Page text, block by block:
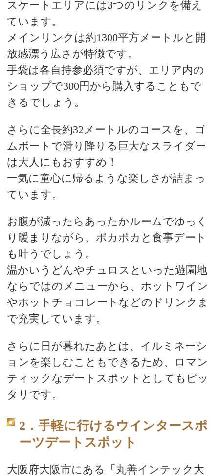
スケートエリアには3つのリンクを備え
ています。
メインリンクは約1300平方メートルと開
放感漂う広さが特徴です。
手袋は各自持参必須ですが、エリア内の
ショップで300円から購入することもで
きるでしょう。
さらに全長約32メートルのコースを、ゴ
ムボートで滑り降りる巨大なスライダー
は大人にもおすすめ！
一気に童心に帰るような楽しさが詰まっ
ています。
お腹が減ったらあったかルームでゆっく
り暖まりながら、ポカポカと食事デート
も叶うでしょう。
温かいうどんやチュロスといった遊園地
ならではのメニューから、ホットワイン
やホットチョコレートなどのドリンクま
で充実しています。
さらに日が暮れたあとは、イルミネーシ
ョンを楽しむこともできるため、ロマン
ティックなデートスポットとしてもピッ
タリです。
2．手軽に行けるウインタースポ
ーツデートスポット
大阪府大阪市にある「丸善インテック大